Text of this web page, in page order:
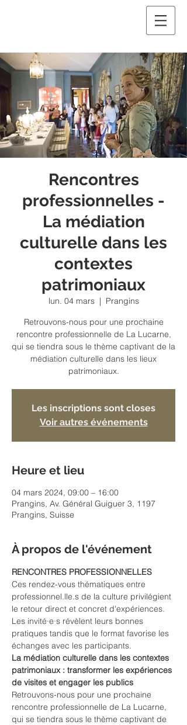
Rencontres
professionnelles -
La médiation
culturelle dans les
contextes
patrimoniaux
lun. 04 mars
  |
Prangins
Retrouvons-nous pour une prochaine
rencontre professionnelle de La Lucarne,
qui se tiendra sous le thème captivant de la
médiation culturelle dans les lieux
patrimoniaux.
Les inscriptions sont closes
Voir autres événements
Heure et lieu
04 mars 2024, 09:00 – 16:00
Prangins, Av. Général Guiguer 3, 1197
Prangins, Suisse
À propos de l'événement
RENCONTRES PROFESSIONNELLES
Ces rendez-vous thématiques entre
professionnel.lle.s de la culture privilégient
le retour direct et concret d'expériences.
Les invité·e·s révèlent leurs bonnes
pratiques tandis que le format favorise les
échanges avec les participants.
La médiation culturelle dans les contextes
patrimoniaux : transformer les expériences
de visites et engager les publics
Retrouvons-nous pour une prochaine
rencontre professionnelle de La Lucarne,
qui se tiendra sous le thème captivant de